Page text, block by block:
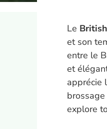
Le
et son
entre le
et
apprécie
explore